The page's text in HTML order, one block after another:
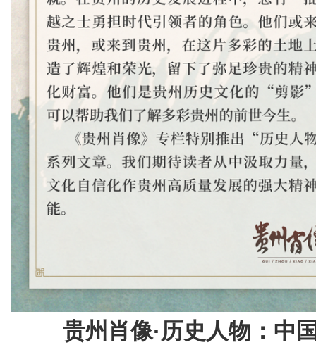
贵州肖像·历史人物：中